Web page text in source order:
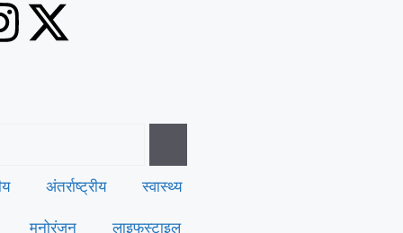
अंतर्राष्ट्रीय स्वास्थ्य
मनोरंजन लाइफस्टाइल